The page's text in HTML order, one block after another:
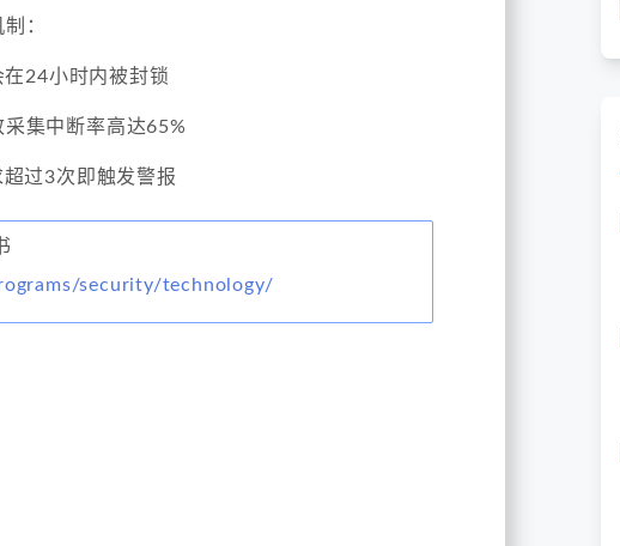
：
24小时内被封锁
集中断率高达65%
过3次即触发警报
security/technology/